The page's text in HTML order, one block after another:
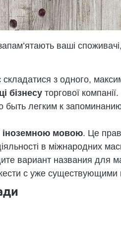
ваші
з одного,
бізнесу торгової компанії.
легким к
іноземною мовою. Це
в міжнародних
вариант названия для
с уже существующими